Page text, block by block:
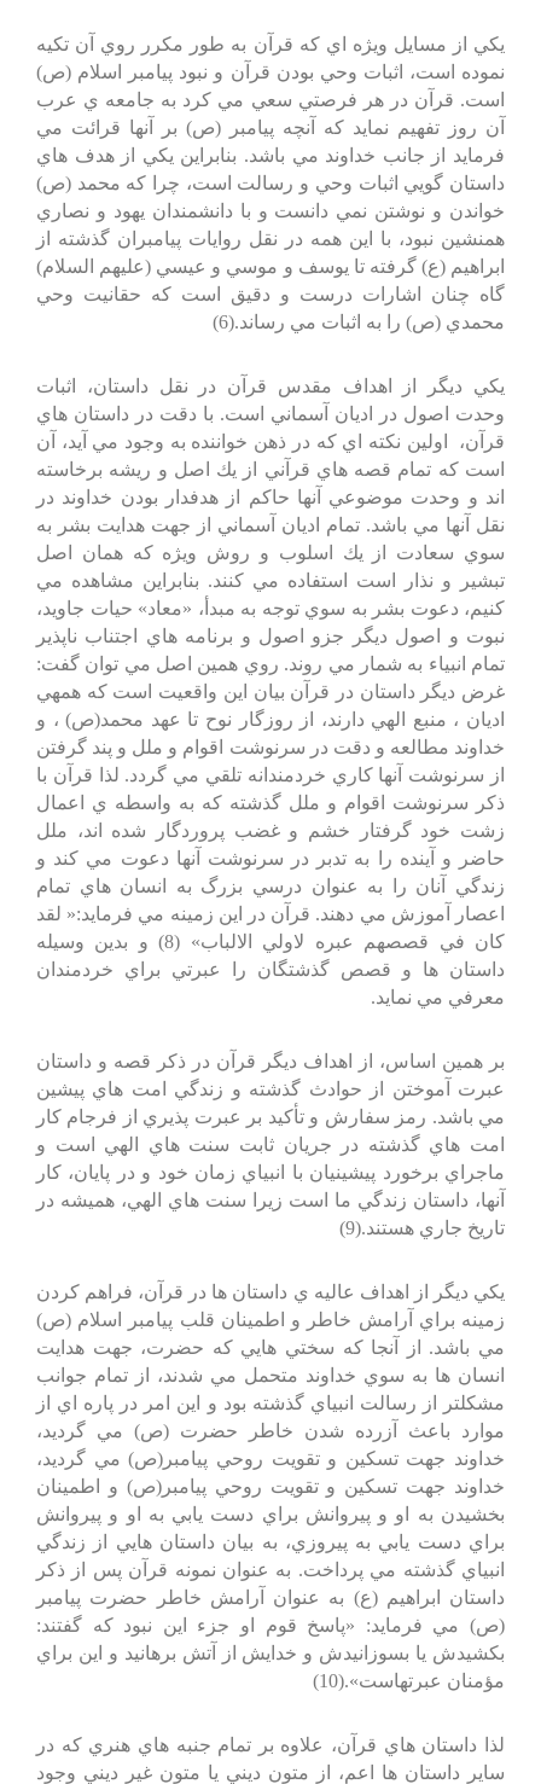
يكي از مسايل ويژه اي كه قرآن به طور مكرر روي آن تكيه
نموده است، اثبات وحي بودن قرآن و نبود پيامبر اسلام (ص)
است. قرآن در هر فرصتي سعي مي كرد به جامعه ي عرب
آن روز تفهيم نمايد كه آنچه پيامبر (ص) بر آنها قرائت مي
فرمايد از جانب خداوند مي باشد. بنابراين يكي از هدف هاي
داستان گويي اثبات وحي و رسالت است، چرا كه محمد (ص)
خواندن و نوشتن نمي دانست و با دانشمندان يهود و نصاري
همنشين نبود، با اين همه در نقل روايات پيامبران گذشته از
ابراهيم (ع) گرفته تا يوسف و موسي و عيسي (عليهم السلام)
گاه چنان اشارات درست و دقيق است كه حقانيت وحي
محمدي (ص) را به اثبات مي رساند.(6)
يكي ديگر از اهداف مقدس قرآن در نقل داستان، اثبات
وحدت اصول در اديان آسماني است. با دقت در داستان هاي
قرآن، اولين نكته اي كه در ذهن خواننده به وجود مي آيد، آن
است كه تمام قصه هاي قرآني از يك اصل و ريشه برخاسته
اند و وحدت موضوعي آنها حاكم از هدفدار بودن خداوند در
نقل آنها مي باشد. تمام اديان آسماني از جهت هدايت بشر به
سوي سعادت از يك اسلوب و روش ويژه كه همان اصل
تبشير و نذار است استفاده مي كنند. بنابراين مشاهده مي
كنيم، دعوت بشر به سوي توجه به مبدأ، «معاد» حيات جاويد،
نبوت و اصول ديگر جزو اصول و برنامه هاي اجتناب ناپذير
تمام انبياء به شمار مي روند. روي همين اصل مي توان گفت:
غرض ديگر داستان در قرآن بيان اين واقعيت است كه همهي
اديان ، منبع الهي دارند، از روزگار نوح تا عهد محمد(ص) ، و
خداوند مطالعه و دقت در سرنوشت اقوام و ملل و پند گرفتن
از سرنوشت آنها كاري خردمندانه تلقي مي گردد. لذا قرآن با
ذكر سرنوشت اقوام و ملل گذشته كه به واسطه ي اعمال
زشت خود گرفتار خشم و غضب پروردگار شده اند، ملل
حاضر و آينده را به تدبر در سرنوشت آنها دعوت مي كند و
زندگي آنان را به عنوان درسي بزرگ به انسان هاي تمام
اعصار آموزش مي دهند. قرآن در اين زمينه مي فرمايد:« لقد
كان في قصصهم عبره لاولي الالباب» (8) و بدين وسيله
داستان ها و قصص گذشتگان را عبرتي براي خردمندان
معرفي مي نمايد.
بر همين اساس، از اهداف ديگر قرآن در ذكر قصه و داستان
عبرت آموختن از حوادث گذشته و زندگي امت هاي پيشين
مي باشد. رمز سفارش و تأكيد بر عبرت پذيري از فرجام كار
امت هاي گذشته در جريان ثابت سنت هاي الهي است و
ماجراي برخورد پيشينيان با انبياي زمان خود و در پايان، كار
آنها، داستان زندگي ما است زيرا سنت هاي الهي، هميشه در
تاريخ جاري هستند.(9)
يكي ديگر از اهداف عاليه ي داستان ها در قرآن، فراهم كردن
زمينه براي آرامش خاطر و اطمينان قلب پيامبر اسلام (ص)
مي باشد. از آنجا كه سختي هايي كه حضرت، جهت هدايت
انسان ها به سوي خداوند متحمل مي شدند، از تمام جوانب
مشكلتر از رسالت انبياي گذشته بود و اين امر در پاره اي از
موارد باعث آزرده شدن خاطر حضرت (ص) مي گرديد،
خداوند جهت تسكين و تقويت روحي پيامبر(ص) مي گرديد،
خداوند جهت تسكين و تقويت روحي پيامبر(ص) و اطمينان
بخشيدن به او و پيروانش براي دست يابي به او و پيروانش
براي دست يابي به پيروزي، به بيان داستان هايي از زندگي
انبياي گذشته مي پرداخت. به عنوان نمونه قرآن پس از ذكر
داستان ابراهيم (ع) به عنوان آرامش خاطر حضرت پيامبر
(ص) مي فرمايد: «پاسخ قوم او جزء اين نبود كه گفتند:
بكشيدش يا بسوزانيدش و خدايش از آتش برهانيد و اين براي
مؤمنان عبرتهاست».(10)
لذا داستان هاي قرآن، علاوه بر تمام جنبه هاي هنري كه در
ساير داستان ها اعم، از متون ديني يا متون غير ديني وجود